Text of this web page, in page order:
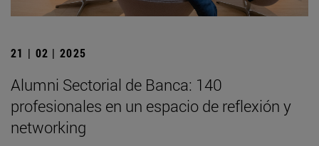
21 | 02 | 2025
Alumni Sectorial de Banca: 140
profesionales en un espacio de reflexión y
networking